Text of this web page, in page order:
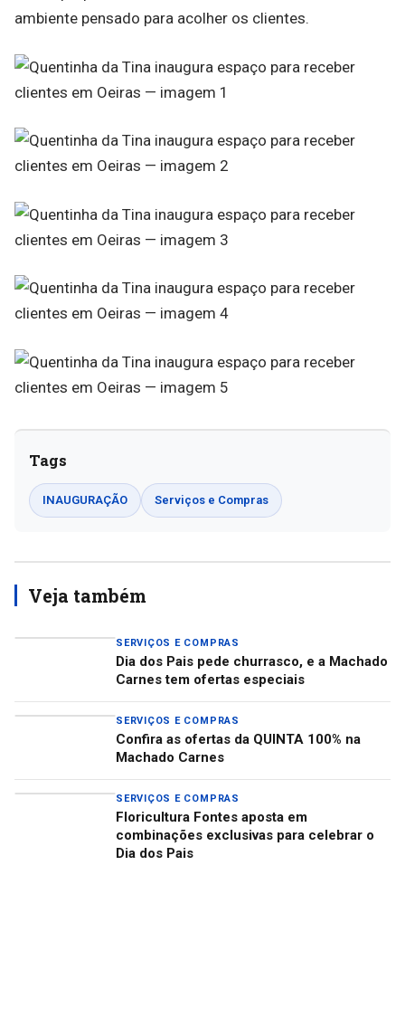
ambiente pensado para acolher os clientes.
Tags
INAUGURAÇÃO Serviços e Compras
Veja também
SERVIÇOS E COMPRAS
Dia dos Pais pede churrasco, e a Machado
Carnes tem ofertas especiais
SERVIÇOS E COMPRAS
Confira as ofertas da QUINTA 100% na
Machado Carnes
SERVIÇOS E COMPRAS
Floricultura Fontes aposta em
combinações exclusivas para celebrar o
Dia dos Pais